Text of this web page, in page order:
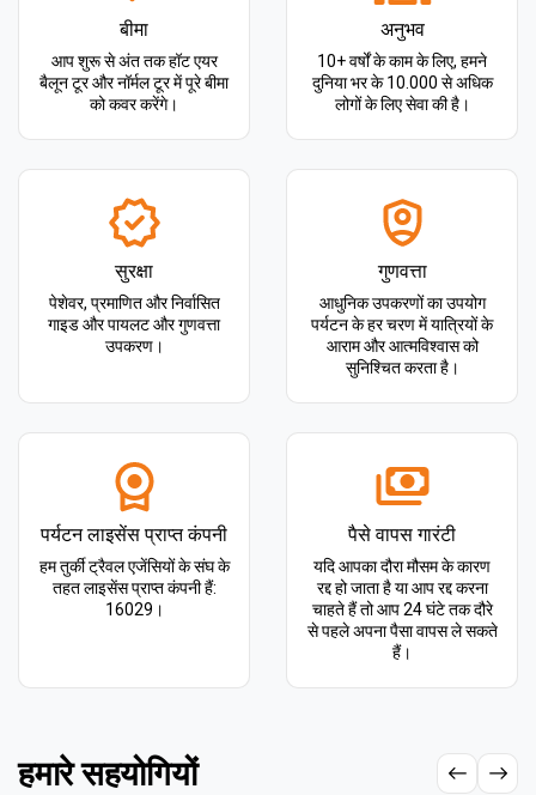
बीमा
आप शुरू से अंत तक हॉट एयर
बैलून टूर और नॉर्मल टूर में पूरे बीमा
को कवर करेंगे।
अनुभव
10+ वर्षों के काम के लिए, हमने
दुनिया भर के 10.000 से अधिक
लोगों के लिए सेवा की है।
सुरक्षा
पेशेवर, प्रमाणित और निर्वासित
गाइड और पायलट और गुणवत्ता
उपकरण।
गुणवत्ता
आधुनिक उपकरणों का उपयोग
पर्यटन के हर चरण में यात्रियों के
आराम और आत्मविश्वास को
सुनिश्चित करता है।
पर्यटन लाइसेंस प्राप्त कंपनी
हम तुर्की ट्रैवल एजेंसियों के संघ के
तहत लाइसेंस प्राप्त कंपनी हैं:
16029।
पैसे वापस गारंटी
यदि आपका दौरा मौसम के कारण
रद्द हो जाता है या आप रद्द करना
चाहते हैं तो आप 24 घंटे तक दौरे
से पहले अपना पैसा वापस ले सकते
हैं।
हमारे सहयोगियों